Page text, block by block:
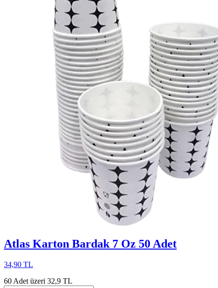
Atlas Karton Bardak 7 Oz 50 Adet
34,90 TL
60 Adet üzeri 32,9 TL